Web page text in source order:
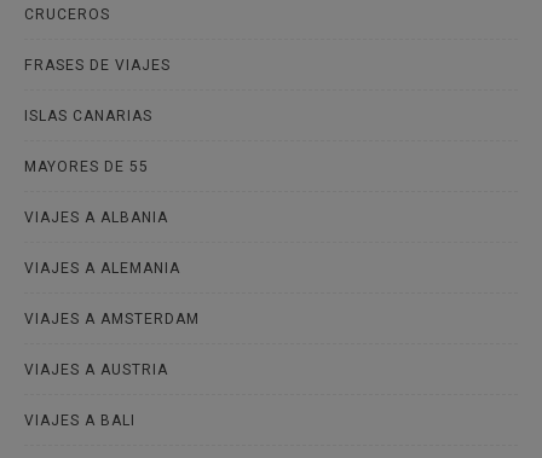
CRUCEROS
FRASES DE VIAJES
ISLAS CANARIAS
MAYORES DE 55
VIAJES A ALBANIA
VIAJES A ALEMANIA
VIAJES A AMSTERDAM
VIAJES A AUSTRIA
VIAJES A BALI